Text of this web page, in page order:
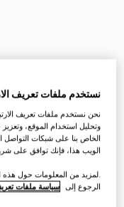
نستخدم ملفات تعريف
نحن نستخدم ملفات تعريف
وتحليل استخدام الموقع،
الخاص بنا على شبكات التواصل
الويب هذا، فإنك توافق على
.لمزيد من المعلومات حول هذه
الرجوع إلى سياسة ملفات